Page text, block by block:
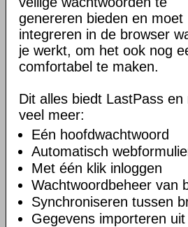
genereren bieden en moet
integreren in de browser
je werkt, om het ook nog
comfortabel te maken.
Dit alles biedt LastPass en
veel meer:
Eén hoofdwachtwoord
Automatisch
Met één klik inloggen
Wachtwoordbeheer van
Synchroniseren tussen
Gegevens importeren